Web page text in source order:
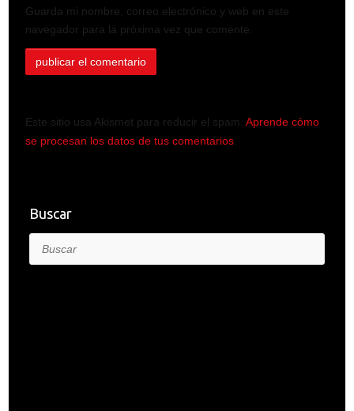
Guarda mi nombre, correo electrónico y web en este
navegador para la próxima vez que comente.
Este sitio usa Akismet para reducir el spam. Aprende cómo
se procesan los datos de tus comentarios.
Buscar
Buscar